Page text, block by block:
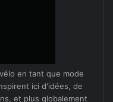
en tant que mode
ici d'idées, de
et plus globalement